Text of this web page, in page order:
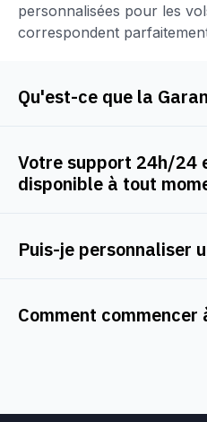
personnalisées pour les
correspondent
Qu'est-ce que la
Votre support 24h/24
disponible à tout
Puis-je personnaliser
Comment commencer